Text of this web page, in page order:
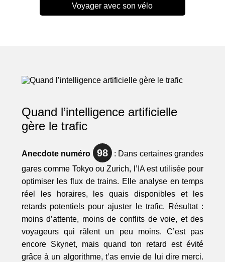
Voyager avec son vélo
Quand l’intelligence artificielle
gère le trafic
Anecdote numéro 98 : Dans certaines grandes
gares comme Tokyo ou Zurich, l’IA est utilisée pour
optimiser les flux de trains. Elle analyse en temps
réel les horaires, les quais disponibles et les
retards potentiels pour ajuster le trafic. Résultat :
moins d’attente, moins de conflits de voie, et des
voyageurs qui râlent un peu moins. C’est pas
encore Skynet, mais quand ton retard est évité
grâce à un algorithme, t’as envie de lui dire merci.